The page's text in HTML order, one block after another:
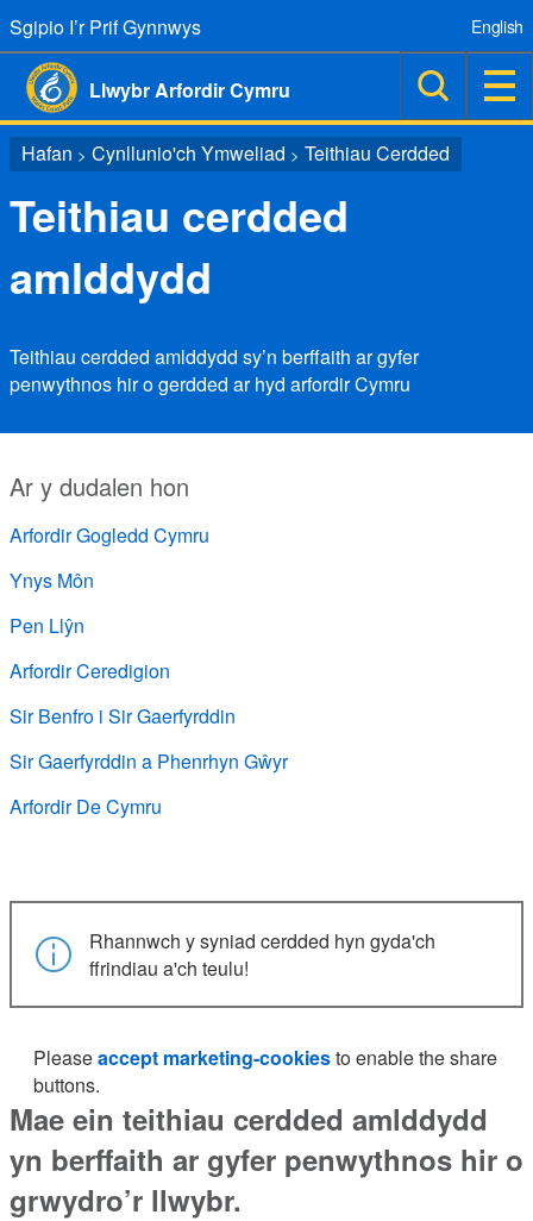
Sgipio I’r Prif Gynnwys
Llwybr Arfordir Cymru
English
Hafan > Cynllunio'ch Ymweliad > Teithiau Cerdded
Teithiau cerdded
amlddydd
Teithiau cerdded amlddydd sy’n berffaith ar gyfer
penwythnos hir o gerdded ar hyd arfordir Cymru
Ar y dudalen hon
Arfordir Gogledd Cymru
Ynys Môn
Pen Llŷn
Arfordir Ceredigion
Sir Benfro i Sir Gaerfyrddin
Sir Gaerfyrddin a Phenrhyn Gŵyr
Arfordir De Cymru
Rhannwch y syniad cerdded hyn gyda'ch
ffrindiau a'ch teulu!
Pleaseaccept marketing-cookiesto enable the share
buttons.
Mae ein teithiau cerdded amlddydd
yn berffaith ar gyfer penwythnos hir o
grwydro’r llwybr.